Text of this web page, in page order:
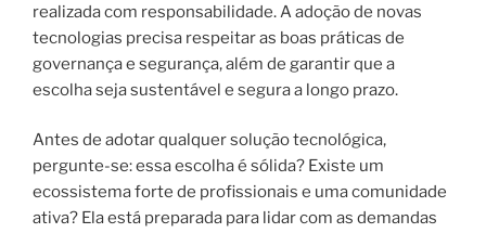
realizada com responsabilidade. A adoção de novas
tecnologias precisa respeitar as boas práticas de
governança e segurança, além de garantir que a
escolha seja sustentável e segura a longo prazo.
Antes de adotar qualquer solução tecnológica,
pergunte-se: essa escolha é sólida? Existe um
ecossistema forte de profissionais e uma comunidade
ativa? Ela está preparada para lidar com as demandas